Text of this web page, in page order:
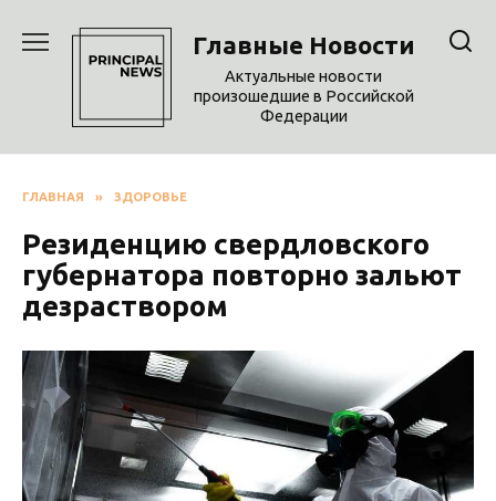
содержанию
Главные Новости
Актуальные новости
произошедшие в Российской
Федерации
ГЛАВНАЯ » ЗДОРОВЬЕ
Резиденцию свердловского
губернатора повторно зальют
дезраствором